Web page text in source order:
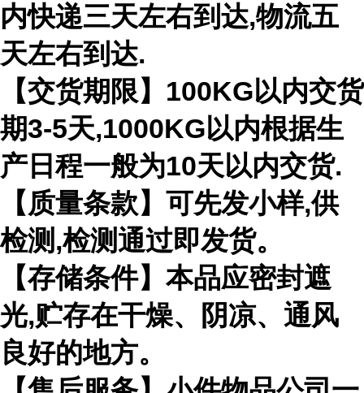
内快递三天左右到达,物流五
天左右到达.
【交货期限】100KG以内交货
期3-5天,1000KG以内根据生
产日程一般为10天以内交货.
【质量条款】可先发小样,供
检测,检测通过即发货。
【存储条件】本品应密封遮
光,贮存在干燥、阴凉、通风
良好的地方。